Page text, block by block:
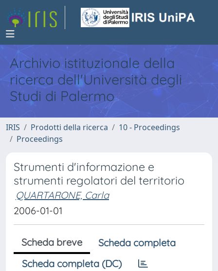
Archivio istituzionale della
ricerca dell'Università degli
Studi di Palermo
IRIS Prodotti della ricerca
10 - Proceedings
Proceedings
Strumenti d'informazione e
strumenti regolatori del territorio
QUARTARONE, Carla
2006-01-01
Scheda breve
Scheda completa
Scheda completa (DC)